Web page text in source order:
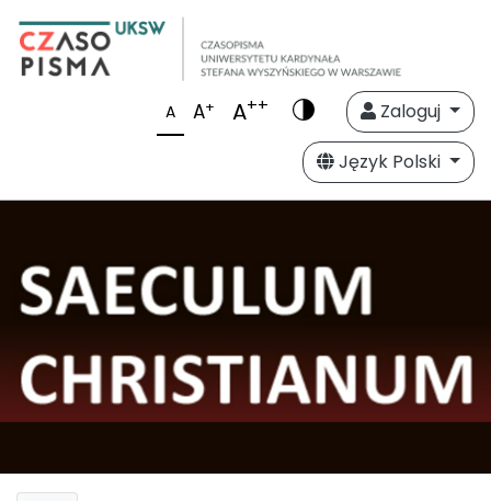
A A+ A++
Zaloguj
Język Polski